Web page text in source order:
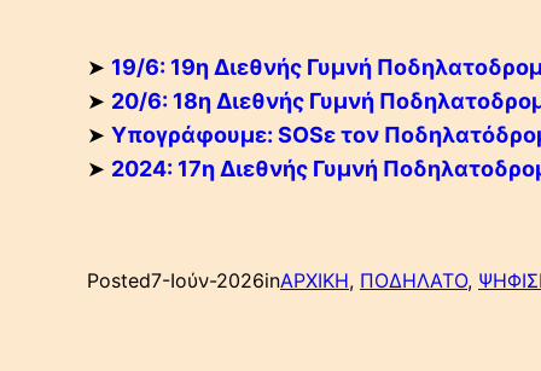
➤ 19/6: 19η Διεθνής Γυμνή
➤ 20/6: 18η Διεθνής Γυμνή
➤ Υπογράφουμε: SOSε τον
➤ 2024: 17η Διεθνής Γυμνή
Posted7-Ιούν-2026inΑΡΧΙΚΗ, ΠΟΔΗΛΑΤΟ,